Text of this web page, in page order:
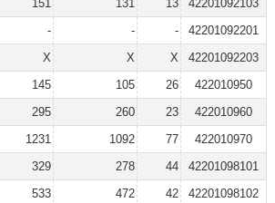
151 131 13
42201092103
- - -
42201092201
X X X
42201092203
145 105 26
422010950
295 260 23
422010960
1231 1092 77
422010970
329 278 44
42201098101
533 472 42
42201098102